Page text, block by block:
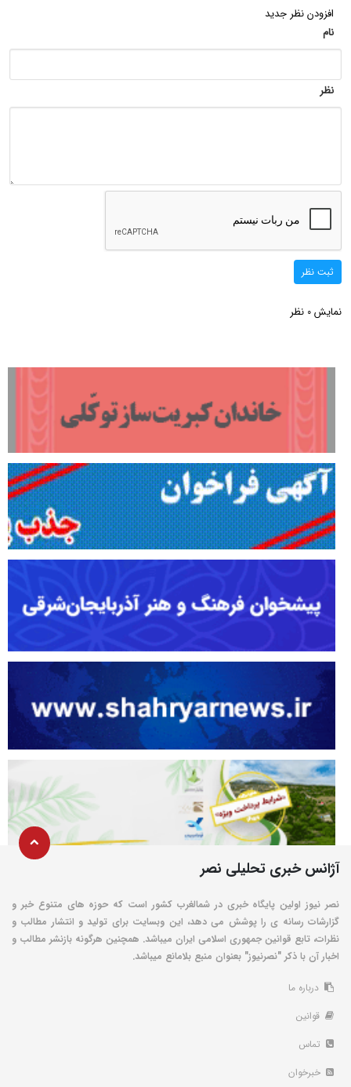
افزودن نظر جدید
نام
نظر
ثبت نظر
نمایش 0 نظر
آژانس خبری تحلیلی نصر
نصر نیوز اولین پایگاه خبری در شمالغرب کشور است که حوزه های متنوع خبر و
گزارشات رسانه ی را پوشش می دهد، این وبسایت برای تولید و انتشار مطالب و
نظرات، تابع قوانین جمهوری اسلامی ایران میباشد. همچنین هرگونه بازنشر مطالب و
اخبار آن با ذکر "نصرنیوز" بعنوان منبع بلامانع میباشد.
درباره ما
قوانین
تماس
خبرخوان